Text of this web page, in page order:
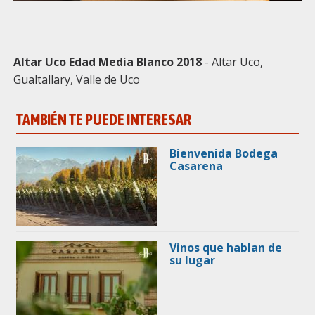
Altar Uco Edad Media Blanco 2018 - Altar Uco,
Gualtallary, Valle de Uco
TAMBIÉN TE PUEDE INTERESAR
Bienvenida Bodega
Casarena
Vinos que hablan de
su lugar